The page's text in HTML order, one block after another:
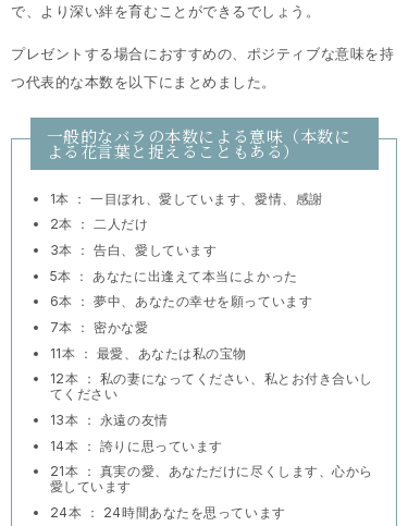
で、より深い絆を育むことができるでしょう。
プレゼントする場合におすすめの、ポジティブな意味を持
つ代表的な本数を以下にまとめました。
一般的なバラの本数による意味（本数に
よる花言葉と捉えることもある）
1本 ： 一目ぼれ、愛しています、愛情、感謝
2本 ： 二人だけ
3本 ： 告白、愛しています
5本 ： あなたに出逢えて本当によかった
6本 ： 夢中、あなたの幸せを願っています
7本 ： 密かな愛
11本 ： 最愛、あなたは私の宝物
12本 ： 私の妻になってください、私とお付き合いし
てください
13本 ： 永遠の友情
14本 ： 誇りに思っています
21本 ： 真実の愛、あなただけに尽くします、心から
愛しています
24本 ： 24時間あなたを思っています